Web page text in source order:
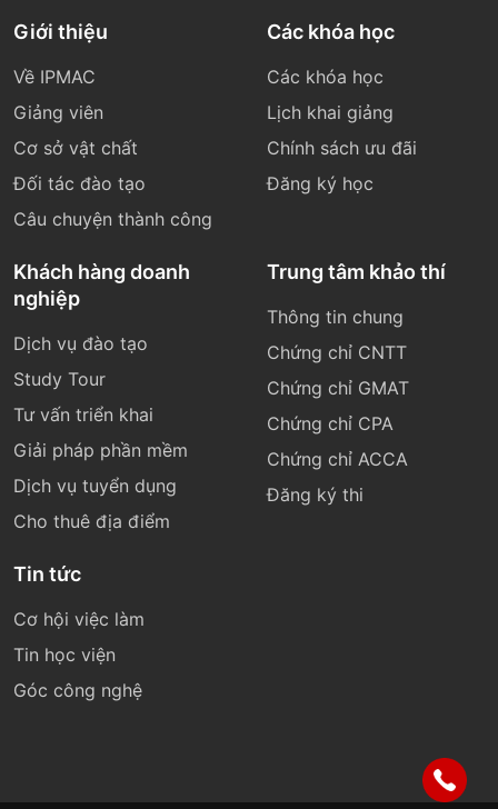
Giới thiệu
Về IPMAC
Giảng viên
Cơ sở vật chất
Đối tác đào tạo
Câu chuyện thành công
Các khóa học
Các khóa học
Lịch khai giảng
Chính sách ưu đãi
Đăng ký học
Khách hàng doanh
nghiệp
Dịch vụ đào tạo
Study Tour
Tư vấn triển khai
Giải pháp phần mềm
Dịch vụ tuyển dụng
Cho thuê địa điểm
Trung tâm khảo thí
Thông tin chung
Chứng chỉ CNTT
Chứng chỉ GMAT
Chứng chỉ CPA
Chứng chỉ ACCA
Đăng ký thi
Tin tức
Cơ hội việc làm
Tin học viện
Góc công nghệ